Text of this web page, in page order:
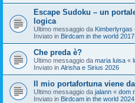
Escape Sudoku – un
logica
Ultimo messaggio da Kimberlyrgas
Inviato in Birdcam in the world
Che preda è?
Ultimo messaggio da maria luisa «
Inviato in Alrisha e Sirius 2026
Il mio portafortuna viene
Ultimo messaggio da jalann « dom
Inviato in Birdcam in the world 2024